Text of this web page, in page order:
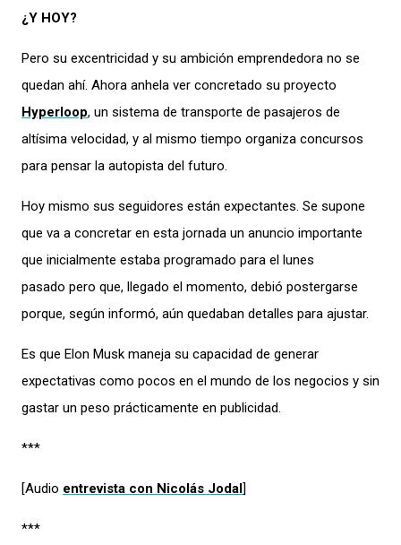
¿Y HOY?
Pero su excentricidad y su ambición emprendedora no se
quedan ahí. Ahora anhela ver concretado su proyecto
Hyperloop, un sistema de transporte de pasajeros de
altísima velocidad, y al mismo tiempo organiza concursos
para pensar la autopista del futuro.
Hoy mismo sus seguidores están expectantes. Se supone
que va a concretar en esta jornada un anuncio importante
que inicialmente estaba programado para el lunes
pasado pero que, llegado el momento, debió postergarse
porque, según informó, aún quedaban detalles para ajustar.
Es que Elon Musk maneja su capacidad de generar
expectativas como pocos en el mundo de los negocios y sin
gastar un peso prácticamente en publicidad.
***
[Audio entrevista con Nicolás Jodal]
***